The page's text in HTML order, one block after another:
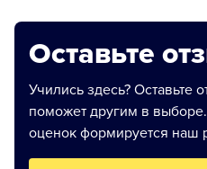
Оставьте
Учились здесь? Оставьте
поможет другим в
оценок формируется наш